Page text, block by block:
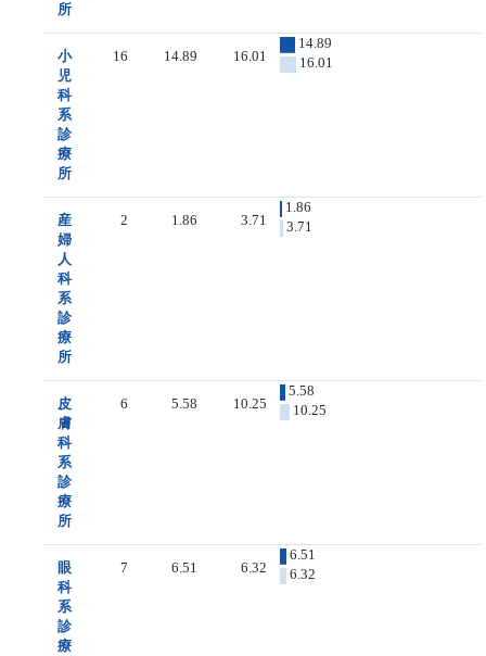
所
小
児
科
系
診
療
所
16 14.89 16.01
14.89
16.01
産
婦
人
科
系
診
療
所
2 1.86 3.71
1.86
3.71
皮
膚
科
系
診
療
所
6 5.58 10.25
5.58
10.25
眼
科
系
診
療
7 6.51 6.32
6.51
6.32